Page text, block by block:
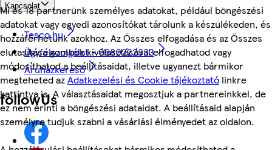
Mi és 18 partnerünk személyes adatokat, például böngészési
adatokat vagy egyedi azonosítókat tárolunk a készülékeden, és
hozzáférhetünk azokhoz. Az Összes elfogadása és az Összes
elutasítása gombok kiválasztásával elfogadhatod vagy
módosíthatod a beállításaidat, illetve ugyanezt bármikor
megteheted azAdatkezelési és Cookie tájékoztató linkre
kattintva is. A választásaidat megosztjuk a partnereinkkel, de
ez nem érinti a böngészési adataidat. A beállításaid alapján
személyre tudjuk szabni a vásárlási élményedet az oldalon.
Kapcsolat
Tesco.hu
Ügyfélszolgálat - 0680222333
Áruházkereső
followUs